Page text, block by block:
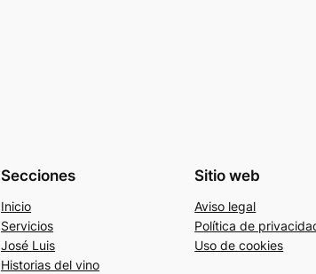
Secciones
Inicio
Servicios
José Luis
Historias del vino
Sitio web
Aviso legal
Política de
Uso de cookies